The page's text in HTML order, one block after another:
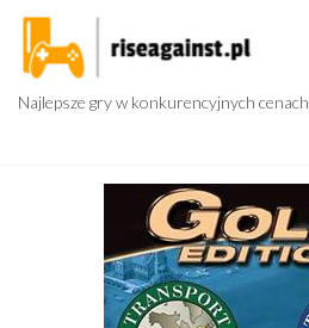
Przejdź
treści
Najlepsze gry w konkurencyjnych cenach